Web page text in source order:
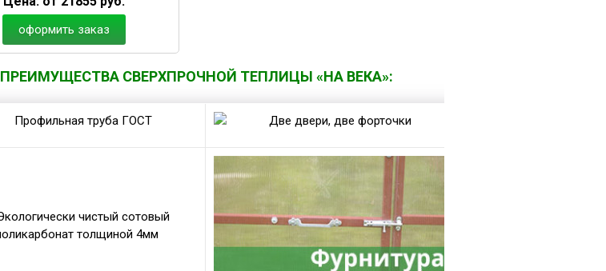
оформить заказ
ПРЕИМУЩЕСТВА СВЕРХПРОЧНОЙ ТЕПЛИЦЫ «НА ВЕКА»: